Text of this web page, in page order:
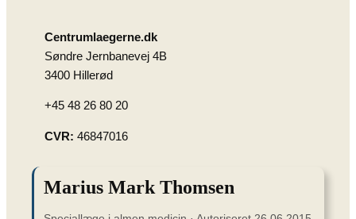
Centrumlaegerne.dk
Søndre Jernbanevej 4B
3400 Hillerød
+45 48 26 80 20
CVR: 46847016
Marius Mark Thomsen